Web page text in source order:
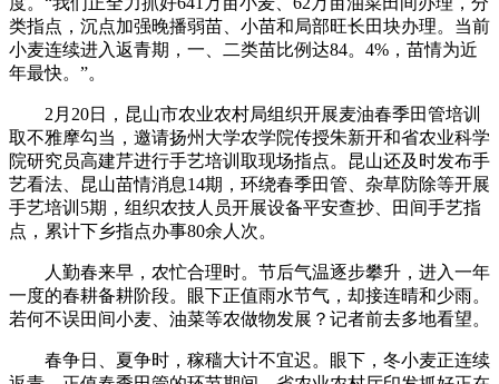
类指点，沉点加强晚播弱苗、小苗和局部旺长田块办理。当前
小麦连续进入返青期，一、二类苗比例达84。4%，苗情为近
年最快。”。
2月20日，昆山市农业农村局组织开展麦油春季田管培训
取不雅摩勾当，邀请扬州大学农学院传授朱新开和省农业科学
院研究员高建芹进行手艺培训取现场指点。昆山还及时发布手
艺看法、昆山苗情消息14期，环绕春季田管、杂草防除等开展
手艺培训5期，组织农技人员开展设备平安查抄、田间手艺指
点，累计下乡指点办事80余人次。
人勤春来早，农忙合理时。节后气温逐步攀升，进入一年
一度的春耕备耕阶段。眼下正值雨水节气，却接连晴和少雨。
若何不误田间小麦、油菜等农做物发展？记者前去多地看望。
春争日、夏争时，稼穑大计不宜迟。眼下，冬小麦正连续